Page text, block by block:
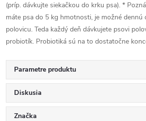
(príp. dávkujte siekačkou do krku psa). *
máte psa do 5 kg hmotnosti, je možné dennú
polovicu. Teda každý deň dávkujete psovi
probiotík. Probiotiká sú na to dostatočne
Parametre produktu
Diskusia
Značka